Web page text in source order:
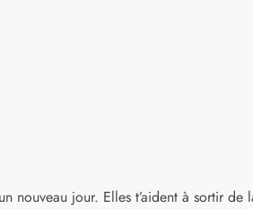
nouveau jour. Elles t’aident à sortir